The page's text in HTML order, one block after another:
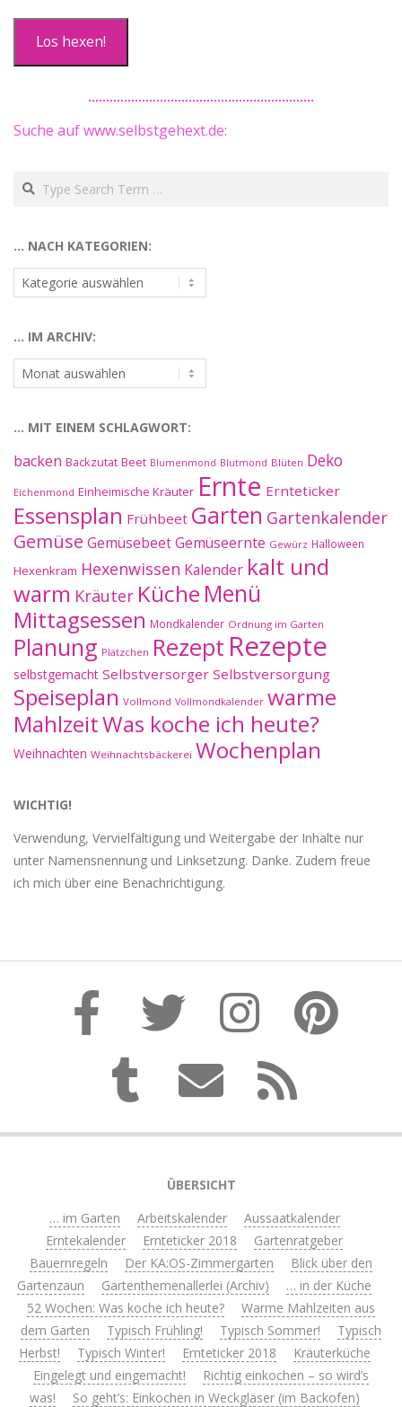
Los hexen!
Suche auf www.selbstgehext.de:
Search
… NACH KATEGORIEN:
…
nach
… IM ARCHIV:
…
im
… MIT EINEM SCHLAGWORT:
backen Backzutat Beet Blumenmond Blutmond Blüten Deko
Eichenmond Einheimische Kräuter Ernte Ernteticker
Essensplan Frühbeet Garten Gartenkalender
Gemüse GemüsebeetGemüseernte Gewürz Halloween
Hexenkram Hexenwissen Kalender kalt und
warm Kräuter Küche Menü
Mittagsessen Mondkalender Ordnung im Garten
Planung Plätzchen Rezept Rezepte
selbstgemacht Selbstversorger Selbstversorgung
Speiseplan Vollmond Vollmondkalender warme
MahlzeitWas koche ich heute?
Weihnachten Weihnachtsbäckerei Wochenplan
WICHTIG!
Verwendung, Vervielfältigung und Weitergabe der Inhalte nur
unter Namensnennung und Linksetzung. Danke. Zudem freue
ich mich über eine Benachrichtigung.
ÜBERSICHT
… im Garten
Arbeitskalender
Aussaatkalender
Erntekalender
Ernteticker 2018
Gartenratgeber
Bauernregeln
Der KA:OS-Zimmergarten
Blick über den
Gartenzaun
Gartenthemenallerlei (Archiv)
… in der Küche
52 Wochen: Was koche ich heute?
Warme Mahlzeiten aus
dem Garten
Typisch Frühling! Typisch Sommer!
Typisch
Herbst!
Typisch Winter! Ernteticker 2018
Kräuterküche
Eingelegt und eingemacht!
Richtig einkochen – so wird’s
was!
So geht’s: Einkochen in Weckgläser (im Backofen)